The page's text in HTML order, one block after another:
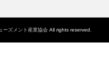
ーズメント産業協会 All rights reserved.